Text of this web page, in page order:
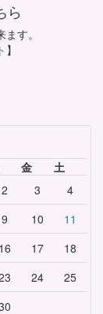
ら
す。
】
金
土
2 3
4
9 10
11
16 17
18
24
25